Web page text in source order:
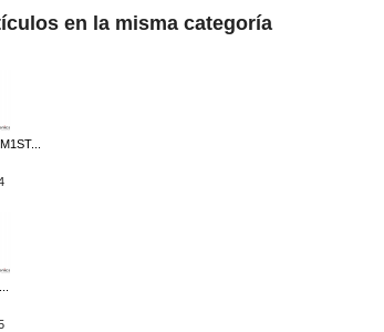
en la misma categoría